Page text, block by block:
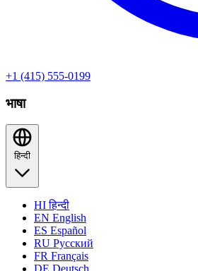
+1 (415) 555-0199
भाषा
HIहिन्दी
EN English
ES Español
RU Русский
FR Français